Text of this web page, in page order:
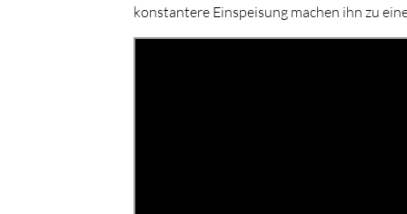
konstantere Einspeisung machen ihn zu